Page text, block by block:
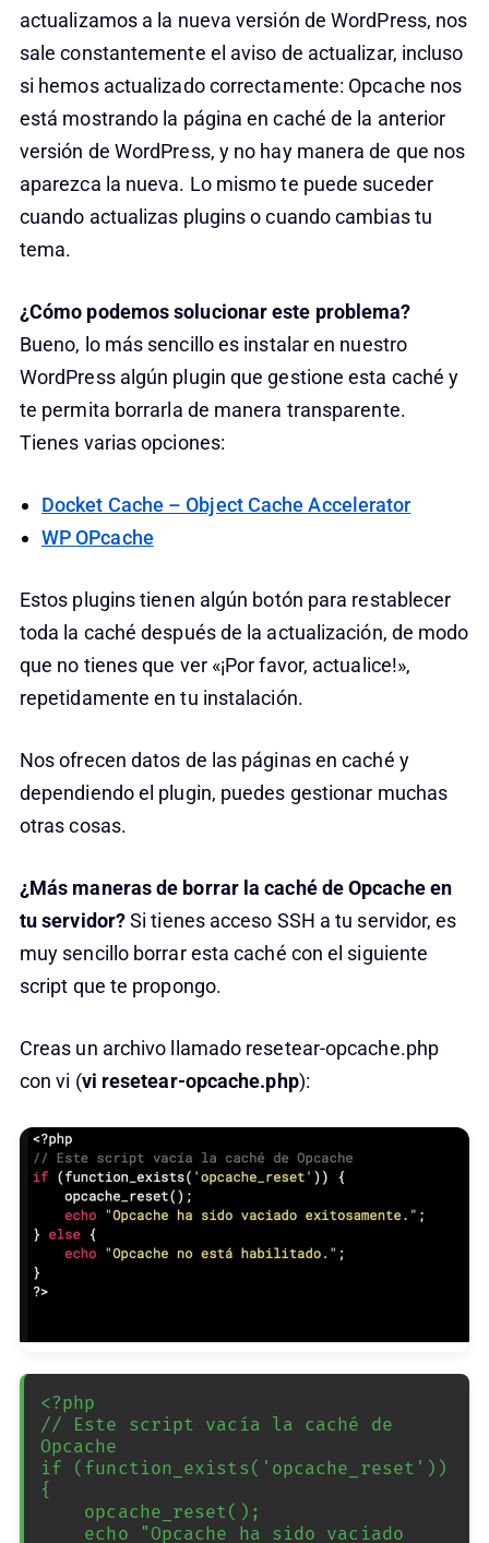
actualizamos a la nueva versión de WordPress, nos
sale constantemente el aviso de actualizar, incluso
si hemos actualizado correctamente: Opcache nos
está mostrando la página en caché de la anterior
versión de WordPress, y no hay manera de que nos
aparezca la nueva. Lo mismo te puede suceder
cuando actualizas plugins o cuando cambias tu
tema.
¿Cómo podemos solucionar este problema?
Bueno, lo más sencillo es instalar en nuestro
WordPress algún plugin que gestione esta caché y
te permita borrarla de manera transparente.
Tienes varias opciones:
Docket Cache – Object Cache Accelerator
WP OPcache
Estos plugins tienen algún botón para restablecer
toda la caché después de la actualización, de modo
que no tienes que ver «¡Por favor, actualice!»,
repetidamente en tu instalación.
Nos ofrecen datos de las páginas en caché y
dependiendo el plugin, puedes gestionar muchas
otras cosas.
¿Más maneras de borrar la caché de Opcache en
tu servidor?Si tienes acceso SSH a tu servidor, es
muy sencillo borrar esta caché con el siguiente
script que te propongo.
Creas un archivo llamado resetear-opcache.php
con vi (vi resetear-opcache.php):
<?php
// Este script vacía la caché de
Opcache
if (function_exists('opcache_reset'))
{